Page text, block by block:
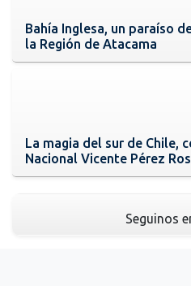
Bahía Inglesa, un paraíso
la Región de Atacama
La magia del sur de Chile,
Nacional Vicente Pérez
Seguinos